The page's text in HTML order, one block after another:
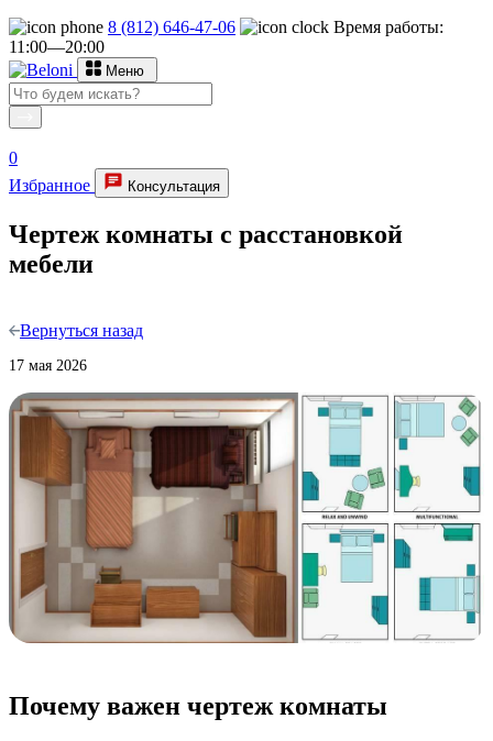
8 (812) 646-47-06
Время работы:
11:00—20:00
Меню
0
Избранное
Консультация
Чертеж комнаты с расстановкой
мебели
Вернуться назад
17 мая 2026
Почему важен чертеж комнаты